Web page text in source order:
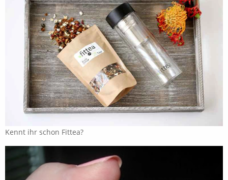
Kennt ihr schon Fittea?